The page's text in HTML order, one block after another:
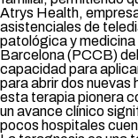
Atrys Health,
asistenciales de
patológica y
Barcelona (PCCB) del
capacidad para
para abrir dos
esta terapia pionera
un avance clínico
pocos hospitales